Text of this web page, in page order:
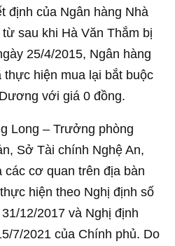
định của Ngân hàng Nhà
sau khi Hà Văn Thắm bị
25/4/2015, Ngân hàng
hiện mua lại bắt buộc
với giá 0 đồng.
Long – Trưởng phòng
Sở Tài chính Nghệ An,
cơ quan trên địa bàn
hiện theo Nghị định số
12/2017 và Nghị định
7/2021 của Chính phủ. Do